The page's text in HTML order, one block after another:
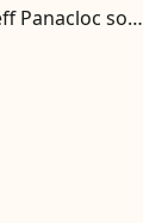
Panacloc sort
l’attitude